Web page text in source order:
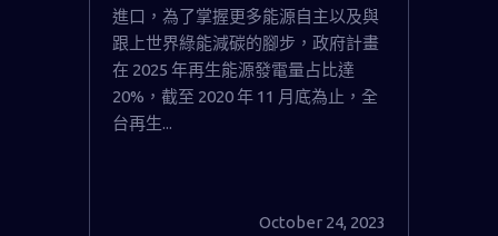
進口，為了掌握更多能源自主以及與
跟上世界綠能減碳的腳步，政府計畫
在 2025 年再生能源發電量占比達
20%，截至 2020 年 11 月底為止，全
台再生...
October 24, 2023